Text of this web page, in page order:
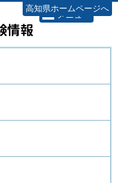
情報
高知県ホームページへ
メニュー